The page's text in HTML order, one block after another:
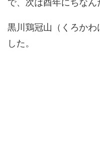
で、次は酉年にちな
黒川鶏冠山（くろかわ
した。